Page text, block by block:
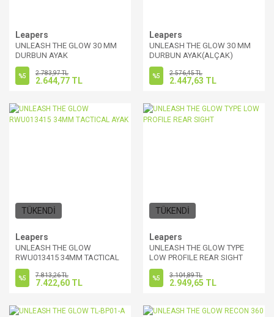
Leapers
UNLEASH THE GLOW 30 MM
DURBUN AYAK
%5 2.783,97 TL
2.644,77 TL
Leapers
UNLEASH THE GLOW 30 MM
DURBUN AYAK(ALÇAK)
%5 2.576,45 TL
2.447,63 TL
TÜKENDİ
Leapers
UNLEASH THE GLOW
RWU013415 34MM TACTICAL
AYAK
%5 7.813,26 TL
7.422,60 TL
TÜKENDİ
Leapers
UNLEASH THE GLOW TYPE
LOW PROFILE REAR SIGHT
%5 3.104,89 TL
2.949,65 TL